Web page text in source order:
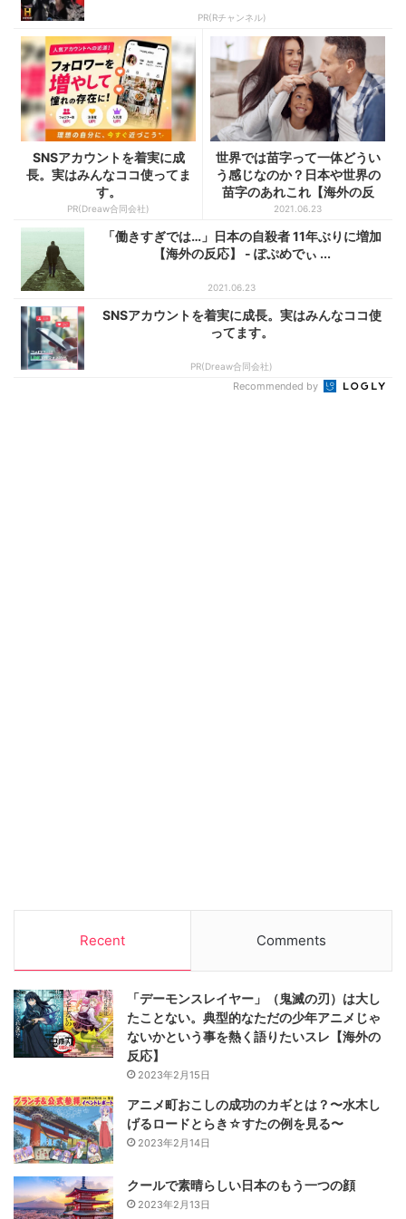
PR(Rチャンネル)
SNSアカウントを着実に成
長。実はみんなココ使ってま
す。
PR(Dreaw合同会社)
世界では苗字って一体どうい
う感じなのか？日本や世界の
苗字のあれこれ【海外の反
応】...
2021.06.23
「働きすぎでは…」日本の自殺者 11年ぶりに増加
【海外の反応】 - ぽぷめでぃ ...
2021.06.23
SNSアカウントを着実に成長。実はみんなココ使
ってます。
PR(Dreaw合同会社)
Recommended by
Recent Comments
「デーモンスレイヤー」（鬼滅の刃）は大し
たことない。典型的なただの少年アニメじゃ
ないかという事を熱く語りたいスレ【海外の
反応】
2023年2月15日
アニメ町おこしの成功のカギとは？〜水木し
げるロードとらき☆すたの例を見る〜
2023年2月14日
クールで素晴らしい日本のもう一つの顔
2023年2月13日